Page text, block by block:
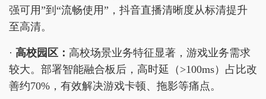
强可用”到“流畅使用”，抖音直播清晰度从标清提升
至高清。
· 高校园区： 高校场景业务特征显著，游戏业务需求
较大。部署智能融合板后，高时延（>100ms）占比改
善约70%，有效解决游戏卡顿、拖影等痛点。